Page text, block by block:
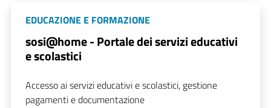
EDUCAZIONE E FORMAZIONE
sosi@home - Portale dei servizi educativi
e scolastici
Accesso ai servizi educativi e scolastici, gestione
pagamenti e documentazione